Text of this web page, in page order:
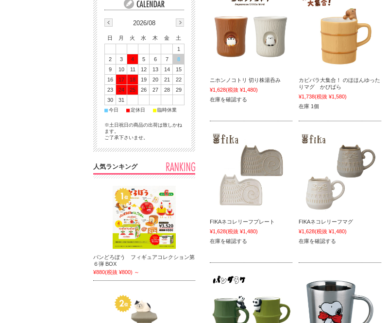
ニホンノコトリ 切り株湯呑み
¥1,628(税抜 ¥1,480)
在庫を確認する
カピバラ大集合！ のほほんゆった
りマグ かぴばら
¥1,738(税抜 ¥1,580)
在庫 1個
FIKAネコレリーフプレート
¥1,628(税抜 ¥1,480)
在庫を確認する
FIKAネコレリーフマグ
¥1,628(税抜 ¥1,480)
在庫を確認する
2026/08
日 月 火 水 木 金
土
1
2
3 4 5 6 7
8
9
10 11 12 13 14
15
16
17 18 19 20 21
22
23
24 25 26 27 28
29
30
31
■今日 ■定休日 ■臨時休業
※土日祝日の商品の出荷は致しかね
ます。
ご了承下さいませ。
人気ランキング
パンどろぼう フィギュアコレクション第
６弾 BOX
¥880(税抜 ¥800) ～